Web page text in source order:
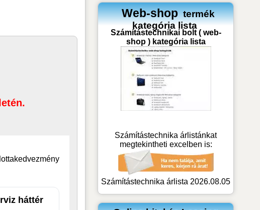
háttér
Web-shop termék
kategória lista
Számítástechnikai bolt ( web-
shop ) kategória lista
Számítástechnika árlistánkat
megtekintheti excelben is:
Számítástechnika árlista 2026.08.05